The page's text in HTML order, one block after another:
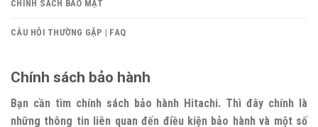
CHÍNH SÁCH BẢO MẬT
CÂU HỎI THƯỜNG GẶP | FAQ
Chính sách bảo hành
Bạn cần tìm chính sách bảo hành Hitachi. Thì đây chính là
những thông tin liên quan đến điều kiện bảo hành và một số